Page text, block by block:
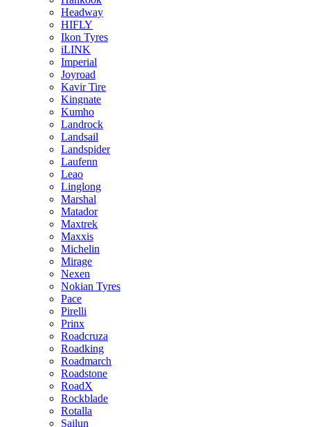
Headway
HIFLY
Ikon Tyres
iLINK
Imperial
Joyroad
Kavir Tire
Kingnate
Kumho
Landrock
Landsail
Landspider
Laufenn
Leao
Linglong
Marshal
Matador
Maxtrek
Maxxis
Michelin
Mirage
Nexen
Nokian Tyres
Pace
Pirelli
Prinx
Roadcruza
Roadking
Roadmarch
Roadstone
RoadX
Rockblade
Rotalla
Sailun